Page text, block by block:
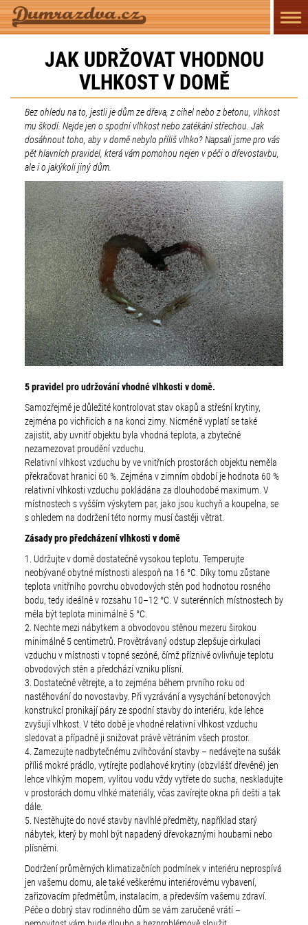
JAK UDRŽOVAT VHODNOU
VLHKOST V DOMĚ
Bez ohledu na to, jestli je dům ze dřeva, z cihel nebo z betonu, vlhkost
mu škodí. Nejde jen o spodní vlhkost nebo zatékání střechou. Jak
dosáhnout toho, aby v domě nebylo příliš vlhko? Napsali jsme pro vás
pět hlavních pravidel, která vám pomohou nejen v péči o dřevostavbu,
ale i o jakýkoli jiný dům.
5 pravidel pro udržování vhodné vlhkosti v domě.
Samozřejmě je důležité kontrolovat stav okapů a střešní krytiny,
zejména po vichřicích a na konci zimy. Nicméně vyplatí se také
zajistit, aby uvnitř objektu byla vhodná teplota, a zbytečně
nezamezovat proudění vzduchu.
Relativní vlhkost vzduchu by ve vnitřních prostorách objektu neměla
překračovat hranici 60 %. Zejména v zimním období je hodnota 60 %
relativní vlhkosti vzduchu pokládána za dlouhodobé maximum. V
místnostech s vyšším výskytem par, jako jsou kuchyň a koupelna, se
s ohledem na dodržení této normy musí častěji větrat.
Zásady pro předcházení vlhkosti v domě
1. Udržujte v domě dostatečně vysokou teplotu. Temperujte
neobývané obytné místnosti alespoň na 16 °C. Díky tomu zůstane
teplota vnitřního povrchu obvodových stěn pod hodnotou rosného
bodu, tedy ideálně v rozsahu 10–12 °C. V suterénních místnostech by
měla být teplota minimálně 5 °C.
2. Nechte mezi nábytkem a obvodovou stěnou mezeru širokou
minimálně 5 centimetrů. Provětrávaný odstup zlepšuje cirkulaci
vzduchu v místnosti v topné sezóně, čímž příznivě ovlivňuje teplotu
obvodových stěn a předchází vzniku plísní.
3. Dostatečně větrejte, a to zejména během prvního roku od
nastěhování do novostavby. Při vyzrávání a vysychání betonových
konstrukcí pronikají páry ze spodní stavby do interiéru, kde lehce
zvyšují vlhkost. V této době je vhodné relativní vlhkost vzduchu
sledovat a případně ji snižovat právě větráním všech prostor.
4. Zamezujte nadbytečnému zvlhčování stavby – nedávejte na sušák
příliš mokré prádlo, vytírejte podlahové krytiny (obzvlášť dřevěné) jen
lehce vlhkým mopem, vylitou vodu vždy vytřete do sucha, neskladujte
v prostorách domu vlhké materiály, včas zavírejte okna při dešti a tak
dále.
5. Nestěhujte do nové stavby navlhlé předměty, například starý
nábytek, který by mohl být napadený dřevokaznými houbami nebo
plísněmi.
Dodržení průměrných klimatizačních podmínek v interiéru neprospívá
jen vašemu domu, ale také veškerému interiérovému vybavení,
zařizovacím předmětům, instalacím, a především vašemu zdraví.
Péče o dobrý stav rodinného dům se vám zaručeně vrátí –